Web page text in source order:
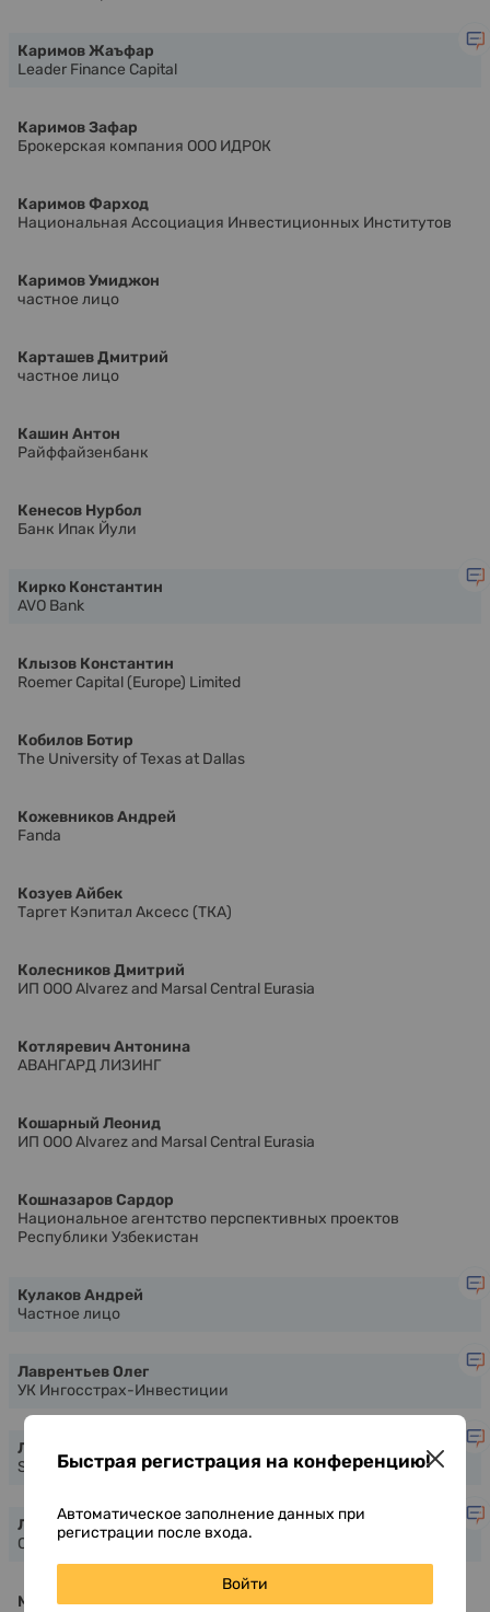
Каримов Жаъфар
Leader Finance Capital
Каримов Зафар
Брокерская компания ООО ИДРОК
Каримов Фарход
Национальная Ассоциация Инвестиционных Институтов
Каримов Умиджон
частное лицо
Карташев Дмитрий
частное лицо
Кашин Антон
Райффайзенбанк
Кенесов Нурбол
Банк Ипак Йули
Кирко Константин
AVO Bank
Клызов Константин
Roemer Capital (Europe) Limited
Кобилов Ботир
The University of Texas at Dallas
Кожевников Андрей
Fanda
Козуев Айбек
Таргет Кэпитал Аксесс (ТКА)
Колесников Дмитрий
ИП ООО Alvarez and Marsal Central Eurasia
Котляревич Антонина
АВАНГАРД ЛИЗИНГ
Кошарный Леонид
ИП ООО Alvarez and Marsal Central Eurasia
Кошназаров Сардор
Национальное агентство перспективных проектов
Республики Узбекистан
Кулаков Андрей
Частное лицо
Лаврентьев Олег
УК Ингосстрах-Инвестиции
Лигай Константин
SQIF
Лялин Сергей
Cbonds
Мадвалиев Нодир
Быстрая регистрация на конференцию!
Автоматическое заполнение данных при
регистрации после входа.
Войти